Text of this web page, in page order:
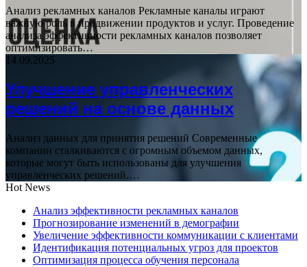
Анализ рекламных каналов Рекламные каналы играют
важную роль в продвижении продуктов и услуг. Проведение
анализа эффективности рекламных каналов позволяет
оптимизировать…
14.09.2025
Улучшение управленческих
решений на основе данных
Анализ данных для принятия решений Современные
компании сталкиваются с огромным объемом данных,
которые могут быть использованы для улучшения
управленческих решений.…
Hot News
Анализ эффективности рекламных каналов
Прогнозирование изменений в демографии
Увеличение эффективности коммуникации с клиентами
Идентификация потенциальных угроз для проектов
Оптимизация процесса обучения персонала